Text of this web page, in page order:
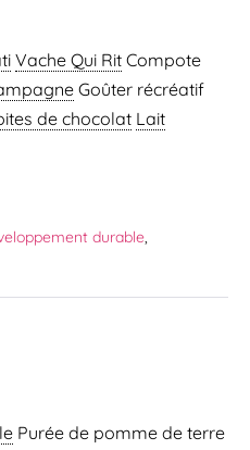
Vache Qui Rit Compote
Goûter récréatif
de chocolat Lait
durable,
Purée de pomme de terre